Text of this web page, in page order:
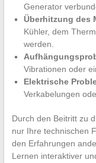
Generator
Überhitzung des
Kühler, dem
werden.
Vibrationen oder
Elektrische
Verkabelungen
Durch den Beitritt zu
nur Ihre technischen
den Erfahrungen
Lernen interaktiver